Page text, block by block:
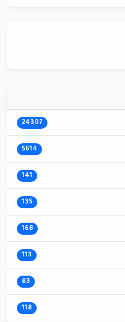
24307
5614
141
135
168
113
83
118